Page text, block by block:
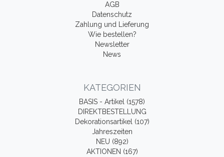
AGB
Datenschutz
Zahlung und Lieferung
Wie bestellen?
Newsletter
News
KATEGORIEN
BASIS - Artikel (1578)
DIREKTBESTELLUNG
Dekorationsartikel (107)
Jahreszeiten
NEU (892)
AKTIONEN (167)